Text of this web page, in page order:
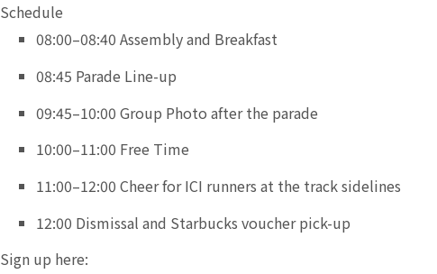
Schedule
08:00–08:40 Assembly and Breakfast
08:45 Parade Line-up
09:45–10:00 Group Photo after the parade
10:00–11:00 Free Time
11:00–12:00 Cheer for ICI runners at the track sidelines
12:00 Dismissal and Starbucks voucher pick-up
Sign up here: